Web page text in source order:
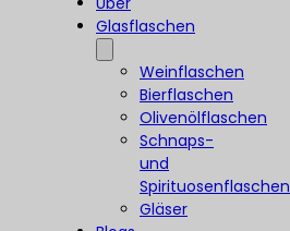
Glasflaschen
Weinflaschen
Bierflaschen
Olivenölflaschen
Schnaps-
und
Spirituosenflaschen
Gläser